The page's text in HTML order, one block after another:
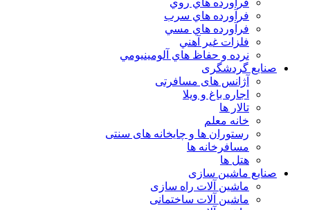
فرآورده هاي روي
فرآورده هاي سرب
فرآورده هاي مسي
فلزات غير آهني
نرده و حفاظ هاي آلومينيومي
صنایع گردشگری
آژانس های مسافرتی
اجاره باغ و ویلا
تالار ها
خانه معلم
رستوران ها و چایخانه های سنتی
مسافرخانه ها
هتل ها
صنایع ماشین سازی
ماشین آلات راه سازی
ماشین آلات ساختمانی